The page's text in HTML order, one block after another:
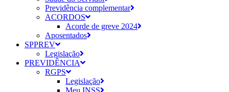
Previdência complementar
ACORDOS
Acorde de greve 2024
Aposentados
SPPREV
Legislação
PREVIDÊNCIA
RGPS
Legislação
Meu INSS